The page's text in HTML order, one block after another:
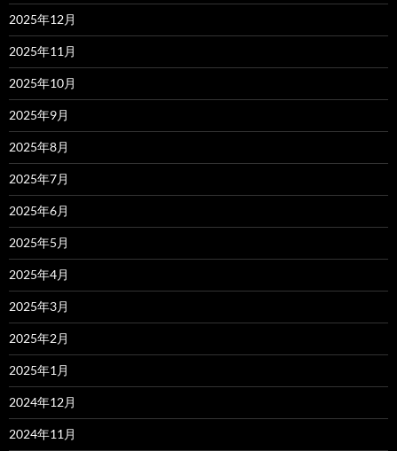
2025年12月
2025年11月
2025年10月
2025年9月
2025年8月
2025年7月
2025年6月
2025年5月
2025年4月
2025年3月
2025年2月
2025年1月
2024年12月
2024年11月